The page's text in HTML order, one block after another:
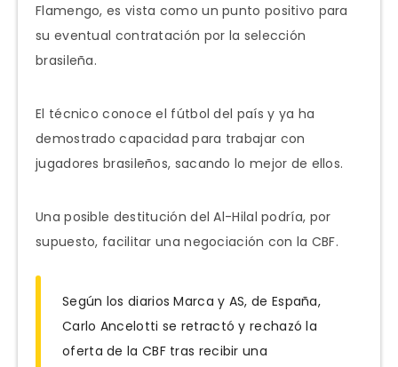
Flamengo, es vista como un punto positivo para
su eventual contratación por la selección
brasileña.
El técnico conoce el fútbol del país y ya ha
demostrado capacidad para trabajar con
jugadores brasileños, sacando lo mejor de ellos.
Una posible destitución del Al-Hilal podría, por
supuesto, facilitar una negociación con la CBF.
Según los diarios Marca y AS, de España,
Carlo Ancelotti se retractó y rechazó la
oferta de la CBF tras recibir una